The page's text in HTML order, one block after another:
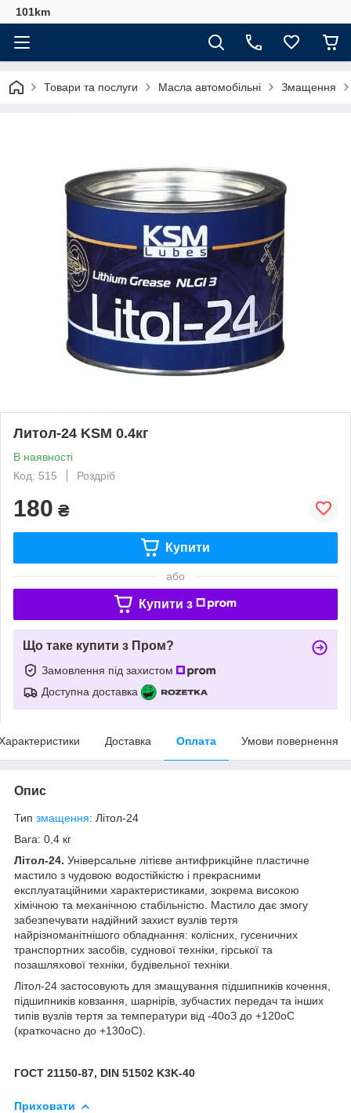
101km
Товари та послуги Масла автомобільні Змащення
Литол-24 KSM 0.4кг
В наявності
Код: 515
Роздріб
180 ₴
Купити
або
Купити з
Що таке купити з Пром?
Замовлення під захистом
Доступна доставка
Доставка Оплата Умови повернення
Опис
Тип змащення: Літол-24
Вага: 0,4 кг
Літол-24. Універсальне літієве антифрикційне пластичне
мастило з чудовою водостійкістю і прекрасними
експлуатаційними характеристиками, зокрема високою
хімічною та механічною стабільністю. Мастило дає змогу
забезпечувати надійний захист вузлів тертя
найрізноманітнішого обладнання: колісних, гусеничних
транспортних засобів, суднової техніки, гірської та
позашляхової техніки, будівельної техніки.
Літол-24 застосовують для змащування підшипників кочення,
підшипників ковзання, шарнірів, зубчастих передач та інших
типів вузлів тертя за температури від -40оЗ до +120оС
(краткочасно до +130оС).
ГОСТ 21150-87, DIN 51502 K3K-40
Приховати